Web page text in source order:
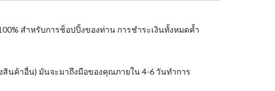
สำหรับการช็อปปิ้งของท่าน การชำระเงินทั้งหมดค้ำ
สินค้าอื่น) มันจะมาถึงมือของคุณภายใน 4-6 วันทำการ